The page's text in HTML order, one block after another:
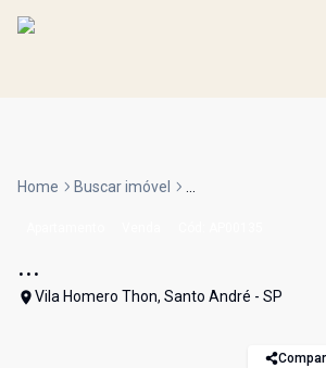
Home Buscar imóvel ...
...
Vila Homero Thon, Santo André - SP